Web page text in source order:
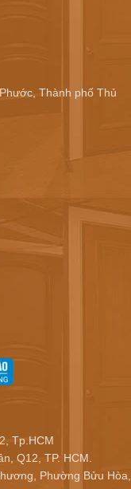
Thành phố Thủ
Tp.HCM
Q12, TP. HCM.
Phường Bửu Hòa,